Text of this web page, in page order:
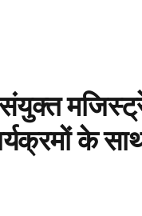
के